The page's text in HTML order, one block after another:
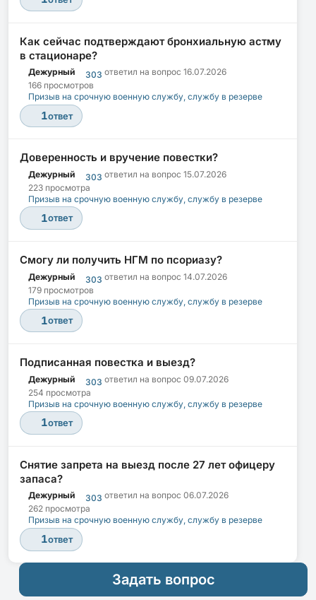
Как сейчас подтверждают бронхиальную астму
в стационаре?
Дежурный 303 ответил на вопрос 16.07.2026
166 просмотров
Призыв на срочную военную службу, службу в резерве
1ответ
Доверенность и вручение повестки?
Дежурный 303 ответил на вопрос 15.07.2026
223 просмотра
Призыв на срочную военную службу, службу в резерве
1ответ
Смогу ли получить НГМ по псориазу?
Дежурный 303 ответил на вопрос 14.07.2026
179 просмотров
Призыв на срочную военную службу, службу в резерве
1ответ
Подписанная повестка и выезд?
Дежурный 303 ответил на вопрос 09.07.2026
254 просмотра
Призыв на срочную военную службу, службу в резерве
1ответ
Снятие запрета на выезд после 27 лет офицеру
запаса?
Дежурный 303 ответил на вопрос 06.07.2026
262 просмотра
Призыв на срочную военную службу, службу в резерве
1ответ
Задать вопрос